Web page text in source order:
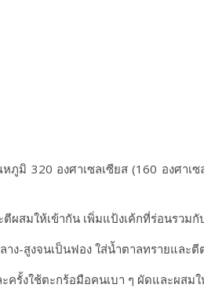
มิ 320 องศาเซลเซียส (160 องศาเ
ผสมให้เข้ากัน เพิ่มแป้งเค้กที่ร่อนรวม
ง-สูงจนเป็นฟอง ใส่น้ำตาลทรายและ
รั้งใช้ตะกร้อมือคนเบา ๆ ผัดและผสม